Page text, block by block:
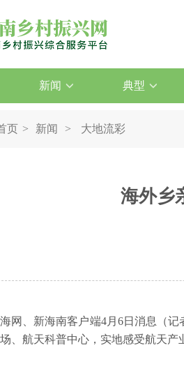
新闻 典型
页 > 新闻 > 大地流彩
海外乡
网、新海南客户端4月6日消息（
、航天科普中心，实地感受航天产